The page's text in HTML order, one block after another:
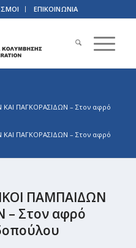
ΕΠΙΚΟΙΝΩΝΙΑ
ΠΑΓΚΟΡΑΣΙΔΩΝ – Στον αφρό
ΠΑΓΚΟΡΑΣΙΔΩΝ – Στον αφρό
ΠΑΜΠΑΙΔΩΝ
– Στον αφρό